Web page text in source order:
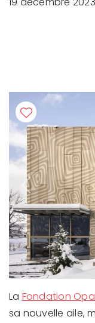
Previous
La Fondation
sa nouvelle aile,